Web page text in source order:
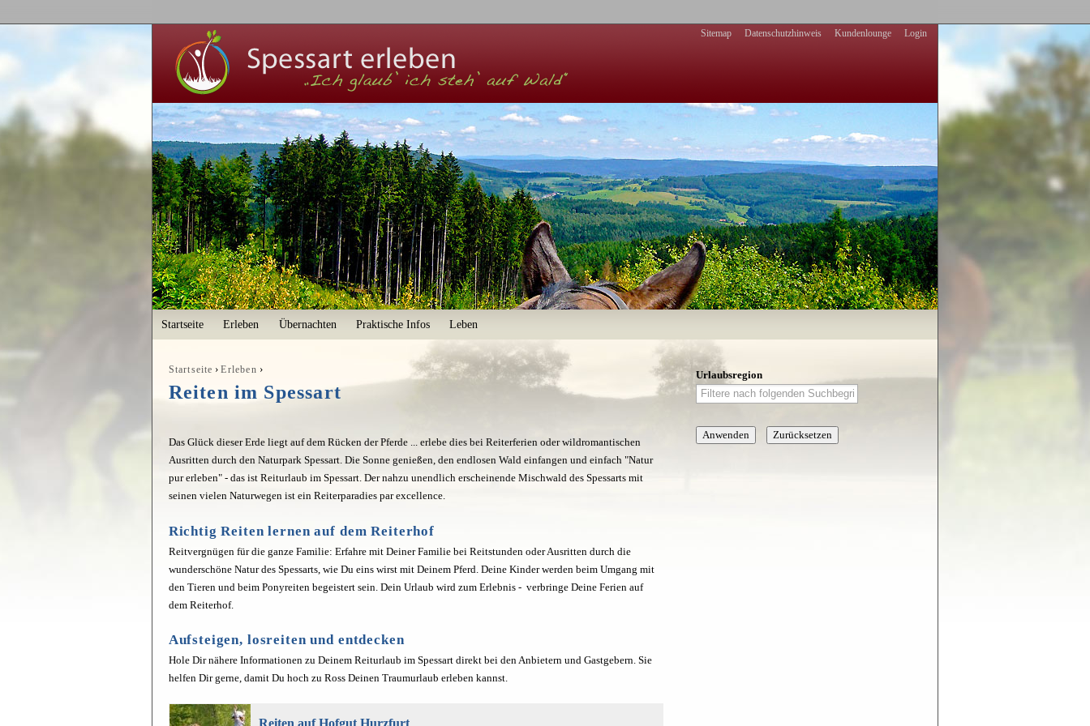
User menu
Sitemap Datenschutzhinweis Kundenlounge Login
Startseite Erleben Übernachten Praktische Infos Leben
Sie sind hier
Startseite ›Erleben ›
Reiten im Spessart
Das Glück dieser Erde liegt auf dem Rücken der Pferde ... erlebe dies bei Reiterferien oder wildromantischen
Ausritten durch den Naturpark Spessart. Die Sonne genießen, den endlosen Wald einfangen und einfach "Natur
pur erleben" - das ist Reiturlaub im Spessart. Der nahzu unendlich erscheinende Mischwald des Spessarts mit
seinen vielen Naturwegen ist ein Reiterparadies par excellence.
Richtig Reiten lernen auf dem Reiterhof
Reitvergnügen für die ganze Familie: Erfahre mit Deiner Familie bei Reitstunden oder Ausritten durch die
wunderschöne Natur des Spessarts, wie Du eins wirst mit Deinem Pferd. Deine Kinder werden beim Umgang mit
den Tieren und beim Ponyreiten begeistert sein. Dein Urlaub wird zum Erlebnis - verbringe Deine Ferien auf
dem Reiterhof.
Aufsteigen, losreiten und entdecken
Hole Dir nähere Informationen zu Deinem Reiturlaub im Spessart direkt bei den Anbietern und Gastgebern. Sie
helfen Dir gerne, damit Du hoch zu Ross Deinen Traumurlaub erleben kannst.
Urlaubsregion